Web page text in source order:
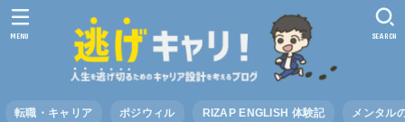
転職・キャリア ポジウィル RIZAP ENGLISH 体験記 メンタル
SEARCH
MENU